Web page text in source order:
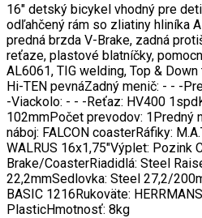
16" detský bicykel vhodný pre
odľahčený rám so zliatiny hliníka
predná brzda V-Brake, zadná
reťaze, plastové blatníčky,
AL6061, TIG welding, Top &
Hi-TEN pevnáZadný menič: - - -
-Viackolo: - - -Reťaz: HV400
102mmPočet prevodov: 1Predný
náboj: FALCON coasterRáfiky:
WALRUS 16x1,75"Výplet: Pozink
Brake/CoasterRiadidlá: Steel
22,2mmSedlovka: Steel 27,2/
BASIC 1216Rukoväte:
PlasticHmotnosť: 8kg